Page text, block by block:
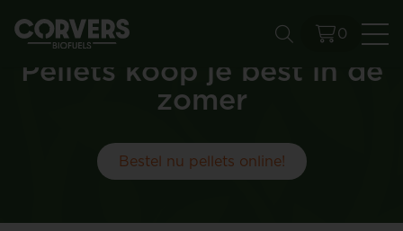
0
Pellets koop je best in de
zomer
Bestel nu pellets online!